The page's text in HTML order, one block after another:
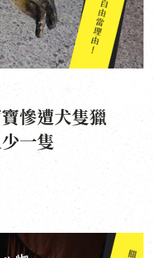
慘遭犬隻獵
一隻